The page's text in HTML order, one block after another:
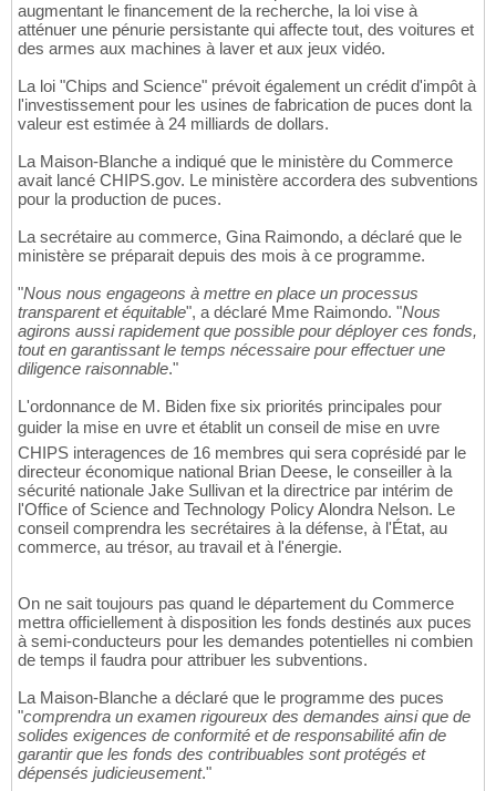
augmentant le financement de la recherche, la loi vise à
atténuer une pénurie persistante qui affecte tout, des voitures et
des armes aux machines à laver et aux jeux vidéo.
La loi "Chips and Science" prévoit également un crédit d'impôt à
l'investissement pour les usines de fabrication de puces dont la
valeur est estimée à 24 milliards de dollars.
La Maison-Blanche a indiqué que le ministère du Commerce
avait lancé CHIPS.gov. Le ministère accordera des subventions
pour la production de puces.
La secrétaire au commerce, Gina Raimondo, a déclaré que le
ministère se préparait depuis des mois à ce programme.
"Nous nous engageons à mettre en place un processus
transparent et équitable", a déclaré Mme Raimondo. "Nous
agirons aussi rapidement que possible pour déployer ces fonds,
tout en garantissant le temps nécessaire pour effectuer une
diligence raisonnable."
L'ordonnance de M. Biden fixe six priorités principales pour
guider la mise en uvre et établit un conseil de mise en uvre
CHIPS interagences de 16 membres qui sera coprésidé par le
directeur économique national Brian Deese, le conseiller à la
sécurité nationale Jake Sullivan et la directrice par intérim de
l'Office of Science and Technology Policy Alondra Nelson. Le
conseil comprendra les secrétaires à la défense, à l'État, au
commerce, au trésor, au travail et à l'énergie.
On ne sait toujours pas quand le département du Commerce
mettra officiellement à disposition les fonds destinés aux puces
à semi-conducteurs pour les demandes potentielles ni combien
de temps il faudra pour attribuer les subventions.
La Maison-Blanche a déclaré que le programme des puces
"comprendra un examen rigoureux des demandes ainsi que de
solides exigences de conformité et de responsabilité afin de
garantir que les fonds des contribuables sont protégés et
dépensés judicieusement."